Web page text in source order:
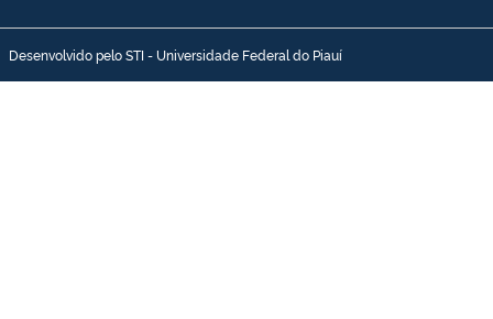
Desenvolvido pelo STI - Universidade Federal do Piauí